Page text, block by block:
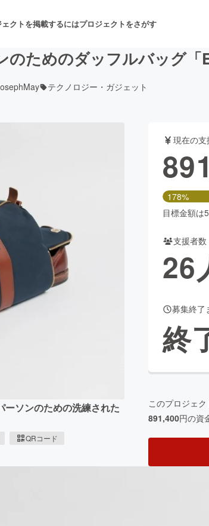
クトを掲載するにはプロジェクトをさがす
舞台・パフォーマンス
開発
ビューティー・ヘルスケア
for Social Good
ためのダッフルバッグ「
テクノロジー・ガジェット
ーソンのための洗練された
QRコード
現在の
178%
目標金額は
支援者数
26
募集終了
終
このプロジェク
891,400円の資